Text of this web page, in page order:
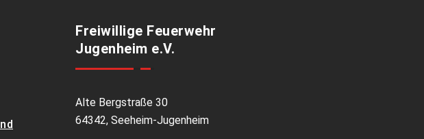
Freiwillige Feuerwehr
Jugenheim e.V.
Alte Bergstraße 30
64342, Seeheim-Jugenheim